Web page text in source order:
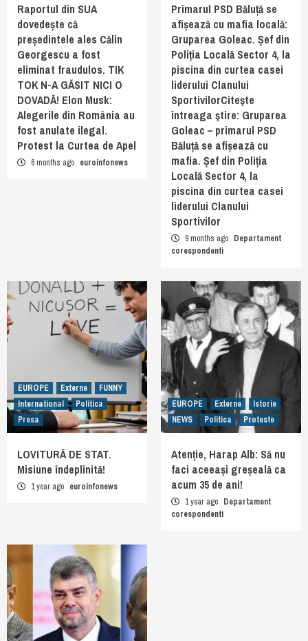
Raportul din SUA
dovedește că
președintele ales Călin
Georgescu a fost
eliminat fraudulos. TIK
TOK N-A GĂSIT NICI O
DOVADĂ! Elon Musk:
Alegerile din România au
fost anulate ilegal.
Protest la Curtea de Apel
6 months ago euroinfonews
Primarul PSD Băluță se
afișează cu mafia locală:
Gruparea Goleac. Șef din
Poliția Locală Sector 4, la
piscina din curtea casei
liderului Clanului
SportivilorCiteşte
întreaga ştire: Gruparea
Goleac – primarul PSD
Băluță se afișează cu
mafia. Șef din Poliția
Locală Sector 4, la
piscina din curtea casei
liderului Clanului
Sportivilor
9 months ago Departament
corespondenti
EUROPE Externe
FUNNY
International
Politica
Presa
LOVITURĂ DE STAT.
Misiune îndeplinită!
1 year ago euroinfonews
EUROPE Externe
Istorie
NEWS
Politica Proteste
Atenție, Harap Alb: Să nu
faci aceeași greșeală ca
acum 35 de ani!
1 year ago Departament
corespondenti